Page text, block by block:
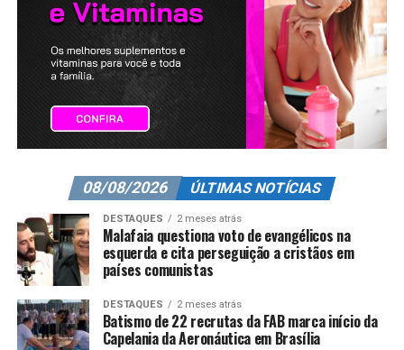
08/08/2026 ÚLTIMAS NOTÍCIAS
DESTAQUES 2 meses atrás
Malafaia questiona voto de evangélicos na
esquerda e cita perseguição a cristãos em
países comunistas
DESTAQUES 2 meses atrás
Batismo de 22 recrutas da FAB marca início da
Capelania da Aeronáutica em Brasília